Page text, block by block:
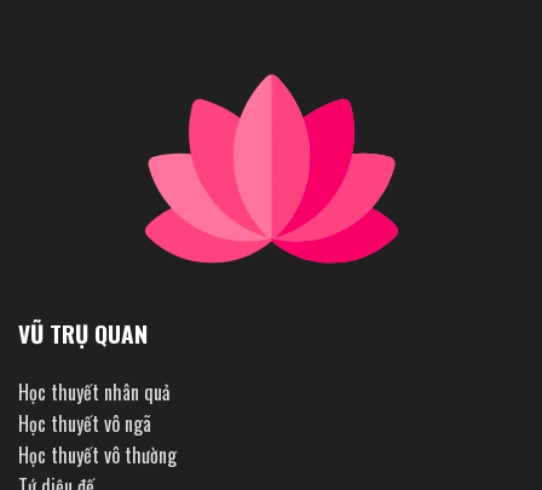
VŨ TRỤ QUAN
Học thuyết nhân quả
Học thuyết vô ngã
Học thuyết vô thường